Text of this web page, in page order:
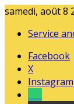
samedi, août 8
Service
Facebook
X
Instagram